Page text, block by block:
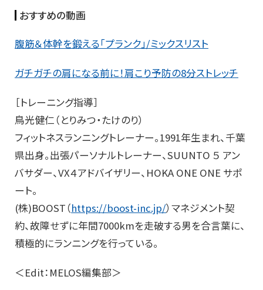
おすすめの動画
腹筋＆体幹を鍛える「プランク」/ミックスリスト
ガチガチの肩になる前に！肩こり予防の8分ストレッチ
［トレーニング指導］
鳥光健仁（とりみつ・たけのり）
フィットネスランニングトレーナー。1991年生まれ、千葉
県出身。出張パーソナルトレーナー、SUUNTO ５ アン
バサダー、VX４アドバイザリー、HOKA ONE ONE サポ
ート。
(株)BOOST（https://boost-inc.jp/）マネジメント契
約、故障せずに年間7000kmを走破する男を合言葉に、
積極的にランニングを行っている。
＜Edit：MELOS編集部＞